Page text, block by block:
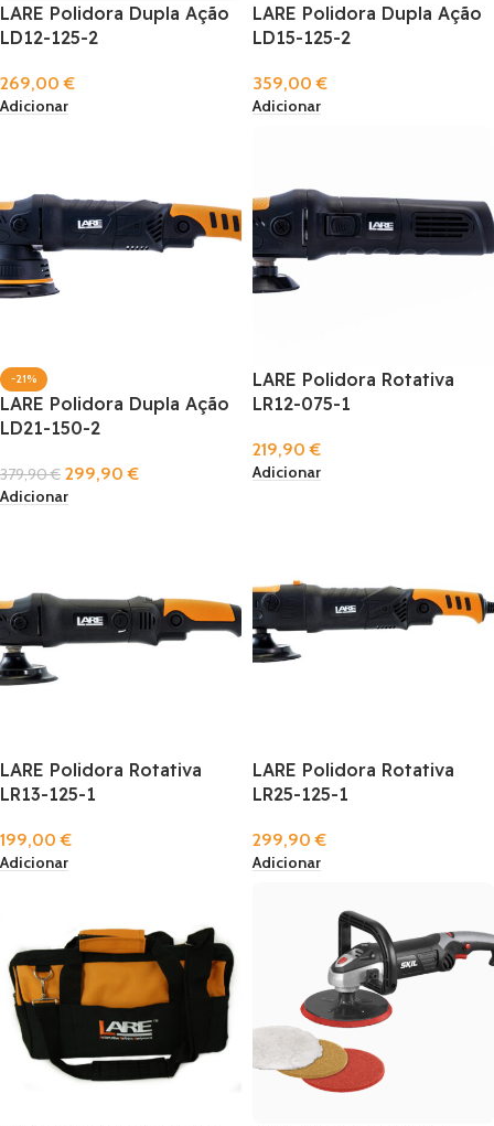
LARE Polidora Dupla Ação
LD12-125-2
269,00€
Adicionar
LARE Polidora Dupla Ação
LD15-125-2
359,00€
Adicionar
-21%
LARE Polidora Dupla Ação
LD21-150-2
379,90€ 299,90€
Adicionar
LARE Polidora Rotativa
LR12-075-1
219,90€
Adicionar
LARE Polidora Rotativa
LR13-125-1
199,00€
Adicionar
LARE Polidora Rotativa
LR25-125-1
299,90€
Adicionar